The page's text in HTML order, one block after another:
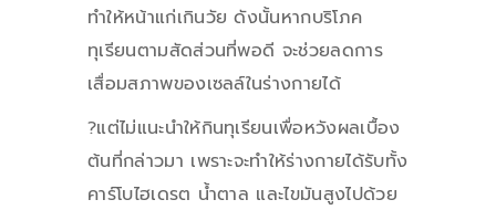
ทำให้หน้าแก่เกินวัย ดังนั้นหากบริโภค
ทุเรียนตามสัดส่วนที่พอดี จะช่วยลดการ
เสื่อมสภาพของเซลล์ในร่างกายได้
?แต่ไม่แนะนำให้กินทุเรียนเพื่อหวังผลเบื้อง
ต้นที่กล่าวมา เพราะจะทำให้ร่างกายได้รับทั้ง
คาร์โบไฮเดรต น้ำตาล และไขมันสูงไปด้วย